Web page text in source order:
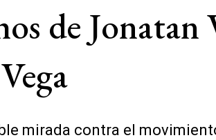
de
mirada contra el